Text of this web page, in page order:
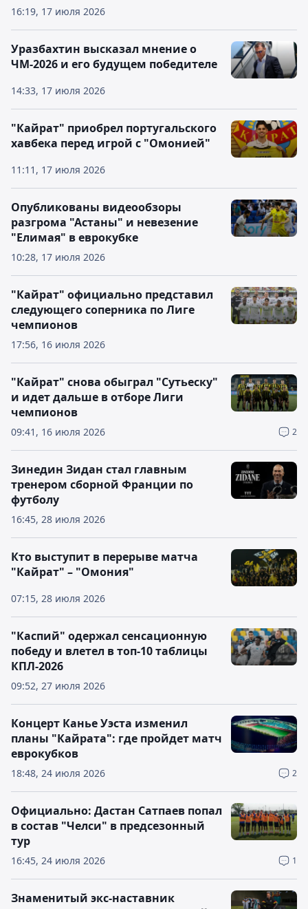
16:19, 17 июля 2026
14:33, 17 июля 2026
Уразбахтин высказал мнение о
ЧМ-2026 и его будущем победителе
11:11, 17 июля 2026
"Кайрат" приобрел португальского
хавбека перед игрой с "Омонией"
10:28, 17 июля 2026
Опубликованы видеообзоры
разгрома "Астаны" и невезение
"Елимая" в еврокубке
17:56, 16 июля 2026
"Кайрат" официально представил
следующего соперника по Лиге
чемпионов
09:41, 16 июля 2026 2
"Кайрат" снова обыграл "Сутьеску"
и идет дальше в отборе Лиги
чемпионов
16:45, 28 июля 2026
Зинедин Зидан стал главным
тренером сборной Франции по
футболу
07:15, 28 июля 2026
Кто выступит в перерыве матча
"Кайрат" – "Омония"
09:52, 27 июля 2026
"Каспий" одержал сенсационную
победу и влетел в топ-10 таблицы
КПЛ-2026
18:48, 24 июля 2026 2
Концерт Канье Уэста изменил
планы "Кайрата": где пройдет матч
еврокубков
16:45, 24 июля 2026 1
Официально: Дастан Сатпаев попал
в состав "Челси" в предсезонный
тур
Знаменитый экс-наставник